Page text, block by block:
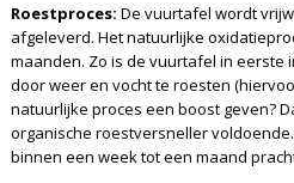
Roestproces: De vuurtafel wordt
afgeleverd. Het natuurlijke
maanden. Zo is de vuurtafel in eerste
door weer en vocht te roesten
natuurlijke proces een boost geven?
organische roestversneller
binnen een week tot een maand